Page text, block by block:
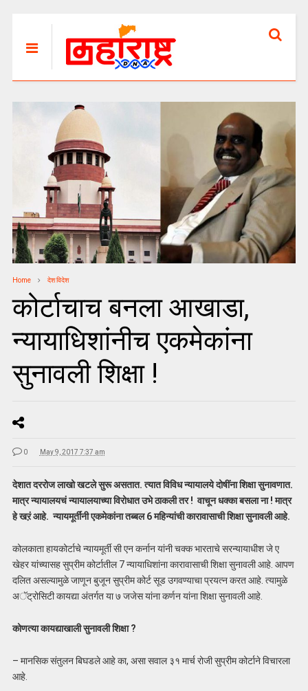
Home देश विदेश
कोर्टाचाच बनला आखाडा,
न्यायाधिशांनीच एकमेकांना
सुनावली शिक्षा !
0 May 9, 2017 7:37 am
देशात दररोज लाखो खटले सुरू असतात. त्यात विविध न्यायालये दोषींना शिक्षा सुनावणात.
मात्र न्यायालयचं न्यायालयाच्या विरोधात उभे ठाकली तर ! वाचून धक्का बसला ना ! मात्र
हे खऱं आहे. न्यायमूर्तींनी एकमेकांना तब्बल 6 महिन्यांची कारावासाची शिक्षा सुनावली आहे.
कोलकाता हायकोर्टाचे न्यायमूर्ती सी एन कर्नान यांनी चक्क भारताचे सरन्यायाधीश जे ए
खेहर यांच्यासह सुप्रीम कोर्टातील 7 न्यायाधिशांना कारावासाची शिक्षा सुनावली आहे. आपण
दलित असल्यामुळे जाणून बुजून सुप्रीम कोर्ट सूड उगवण्याचा प्रयत्न करत आहे. त्यामुळे
अॅट्रोसिटी कायद्या अंतर्गत या ७ जजेस यांना कर्णन यांना शिक्षा सुनावली आहे.
कोणत्या कायद्याखाली सुनावली शिक्षा ?
– मानसिक संतुलन बिघडले आहे का, असा सवाल ३१ मार्च रोजी सुप्रीम कोर्टाने विचारला
आहे.